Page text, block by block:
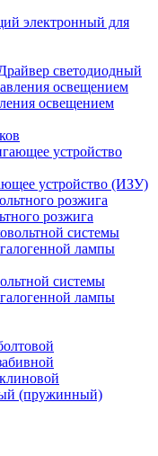
электронный для
светодиодный
освещением
устройство (ИЗУ)
розжига
системы
лампы
(пружинный)